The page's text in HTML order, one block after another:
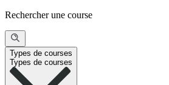
Rechercher une course
Types de courses
Types de courses